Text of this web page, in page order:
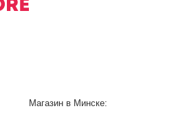
Магазин в Минске: